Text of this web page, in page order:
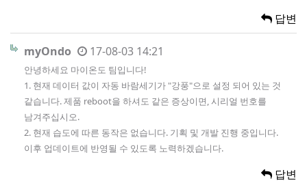
답변
myOndo 17-08-03 14:21
안녕하세요 마이온도 팀입니다!
1. 현재 데이터 값이 자동 바람세기가 "강풍"으로 설정 되어 있는 것
같습니다. 제품 reboot을 하셔도 같은 증상이면, 시리얼 번호를
남겨주십시오.
2. 현재 습도에 따른 동작은 없습니다. 기획 및 개발 진행 중입니다.
이후 업데이트에 반영될 수 있도록 노력하겠습니다.
답변